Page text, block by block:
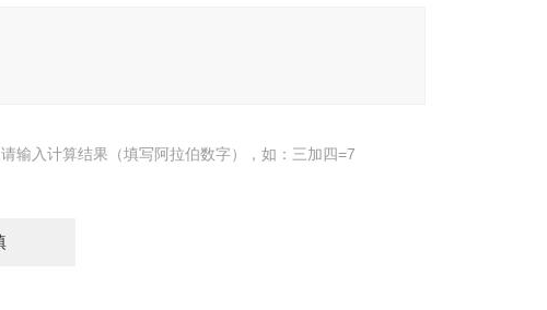
请输入计算结果（填写阿拉伯数字），如：三加四=7